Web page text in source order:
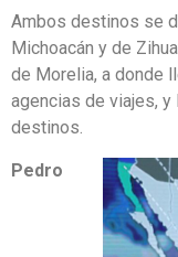
Ambos destinos se
Michoacán y de
de Morelia, a donde
agencias de viajes,
destinos.
Pedro